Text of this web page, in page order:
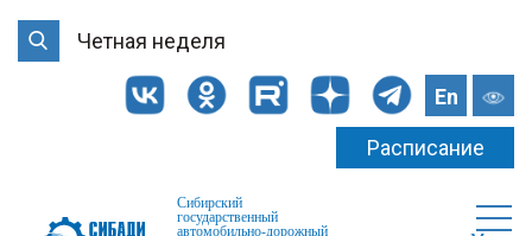
Четная неделя
En
Расписание
Сибирский
государственный
автомобильно-дорожный